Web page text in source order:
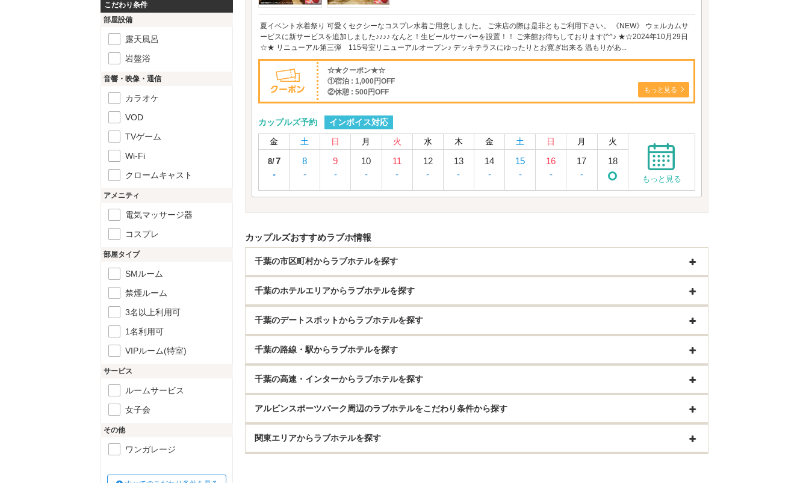
夏イベント水着祭り 可愛くセクシーなコスプレ水着ご用意しました。 ご来店の際は是非ともご利用下さい。 《NEW》 ウェルカムサ
ービスに新サービスを追加しました♪♪♪♪ なんと！生ビールサーバーを設置！！ ご来館お待ちしております(^^♪ ★☆2024年10月29日
☆★ リニューアル第三弾 115号室リニューアルオープン♪ デッキテラスにゆったりとお寛ぎ出来る 温もりがあ...
☆★クーポン★☆
①宿泊 : 1,000円OFF
②休憩 : 500円OFF
もっと見る
カップルズ予約
インボイス対応
金
土 日 月 火 水 木 金 土 日 月 火
8/7
-
8
-
9
-
10
-
11
-
12
-
13
-
14
-
15
-
16
-
17
-
18
もっと見る
カップルズおすすめラブホ情報
千葉の市区町村からラブホテルを探す
千葉のホテルエリアからラブホテルを探す
千葉のデートスポットからラブホテルを探す
千葉の路線・駅からラブホテルを探す
千葉の高速・インターからラブホテルを探す
アルビンスポーツパーク周辺のラブホテルをこだわり条件から探す
関東エリアからラブホテルを探す
こだわり条件
部屋設備
露天風呂
岩盤浴
音響・映像・通信
カラオケ
VOD
TVゲーム
Wi-Fi
クロームキャスト
アメニティ
電気マッサージ器
コスプレ
部屋タイプ
SMルーム
禁煙ルーム
3名以上利用可
1名利用可
VIPルーム(特室)
サービス
ルームサービス
女子会
その他
ワンガレージ